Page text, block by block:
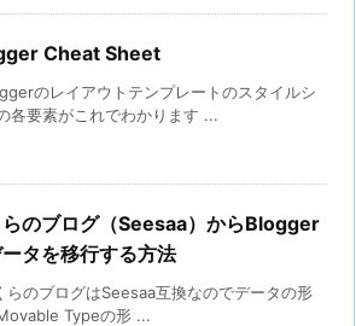
Cheat Sheet
のレイアウトテンプレートのスタイルシ
各要素がこれでわかります ...
らのブログ（Seesaa）からBlogger
タを移行する方法
らのブログはSeesaa互換なのでデータの形
Typeの形 ...